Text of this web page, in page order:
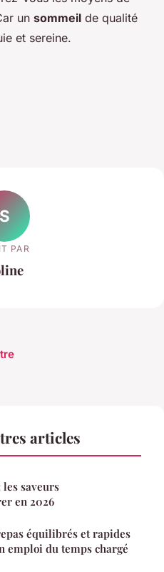
un sommeil de qualité
et sereine.
S
PAR
articles
saveurs
en 2026
équilibrés et rapides
emploi du temps chargé